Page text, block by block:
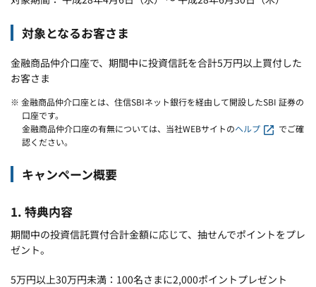
対象となるお客さま
金融商品仲介口座で、期間中に投資信託を合計5万円以上買付した
お客さま
※ 金融商品仲介口座とは、住信SBIネット銀行を経由して開設したSBI 証券の
口座です。
金融商品仲介口座の有無については、当社WEBサイトのヘルプ
でご確
認ください。
キャンペーン概要
1. 特典内容
期間中の投資信託買付合計金額に応じて、抽せんでポイントをプレ
ゼント。
5万円以上30万円未満：100名さまに2,000ポイントプレゼント